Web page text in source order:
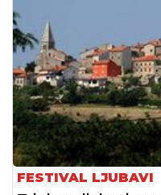
FESTIVAL LJUBAVI